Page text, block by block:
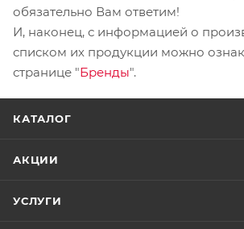
обязательно Вам ответим!
И, наконец, с информацией о
списком их продукции можно
странице "Бренды".
КАТАЛОГ
АКЦИИ
УСЛУГИ